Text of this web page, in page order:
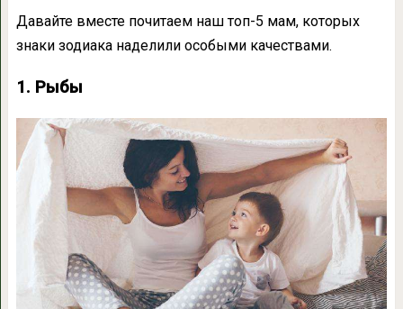
Давайте вместе почитаем наш топ-5 мам, которых
знаки зодиака наделили особыми качествами.
1. Рыбы